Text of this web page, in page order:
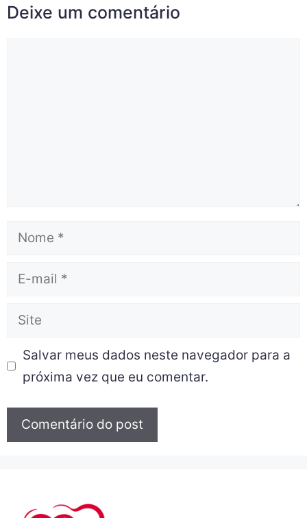
Deixe um comentário
Salvar meus dados neste navegador para a
próxima vez que eu comentar.